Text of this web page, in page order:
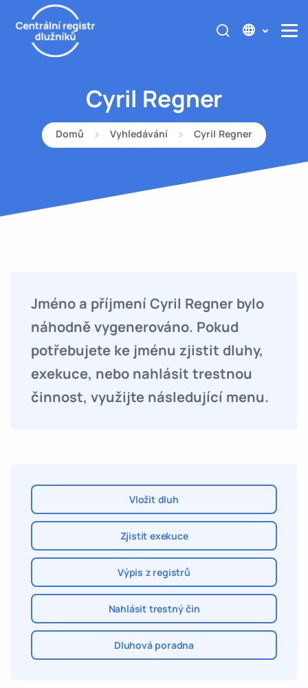
Cyril Regner
Domů Vyhledávání Cyril Regner
Jméno a příjmení Cyril Regner bylo
náhodně vygenerováno. Pokud
potřebujete ke jménu zjistit dluhy,
exekuce, nebo nahlásit trestnou
činnost, využijte následující menu.
Vložit dluh
Zjistit exekuce
Výpis z registrů
Nahlásit trestný čin
Dluhová poradna